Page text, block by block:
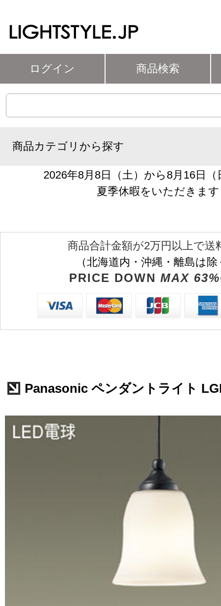
ログイン 商品検索
商品カテゴリから探す
2026年8月8日（土）から8月16日
夏季休暇をいただきます
商品合計金額が2万円以上で送
（北海道内・沖縄・離島は
PRICE DOWN MAX
Panasonic ペンダントライト